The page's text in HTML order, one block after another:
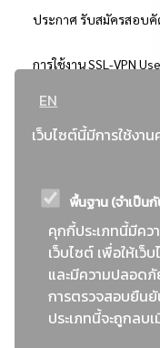
EN
เว็บไซต์นี้มีการใช้งา
พื้นฐาน (จำเป็นกั
คุกกี้ประเภทนี้มีคว
เว็บไซต์ เพื่อให้เว็
และมีความปลอดภั
การตรวจสอบยืน
ประเภทนี้จะถูกลบ
ประกาศ รับสมัครสอบคั
การใช้งาน SSL-VPN
..ยอดนิยม..
: วิธีเฉพาะเจาะจง
ข่าวสาร/ประกาศ
: เอกสารส่งเสริมความโปร่
ข่าวสารจัดซื้อจัดจ้าง
: แผนการจัดซื้อจัดจ้าง